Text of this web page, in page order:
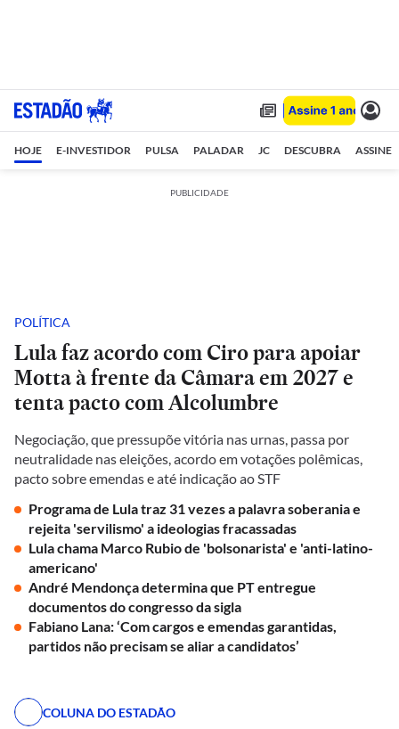
HOJE E-INVESTIDOR PULSA PALADAR JC DESCUBRA ASSINE
PUBLICIDADE
POLÍTICA
Lula faz acordo com Ciro para apoiar
Motta à frente da Câmara em 2027 e
tenta pacto com Alcolumbre
Negociação, que pressupõe vitória nas urnas, passa por
neutralidade nas eleições, acordo em votações polêmicas,
pacto sobre emendas e até indicação ao STF
Programa de Lula traz 31 vezes a palavra soberania e
rejeita 'servilismo' a ideologias fracassadas
Lula chama Marco Rubio de 'bolsonarista' e 'anti-latino-
americano'
André Mendonça determina que PT entregue
documentos do congresso da sigla
Fabiano Lana: ‘Com cargos e emendas garantidas,
partidos não precisam se aliar a candidatos’
COLUNA DO ESTADÃO